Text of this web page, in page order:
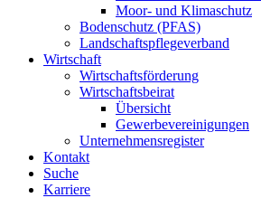
Moor- und Klimaschutz
Bodenschutz (PFAS)
Landschaftspflegeverband
Wirtschaft
Wirtschaftsförderung
Wirtschaftsbeirat
Übersicht
Gewerbevereinigungen
Unternehmensregister
Kontakt
Suche
Karriere